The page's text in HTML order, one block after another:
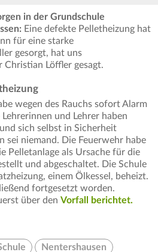
in der Grundschule
Eine defekte Pelletheizung hat
für eine starke
gesorgt, hat uns
Christian Löffler gesagt.
wegen des Rauchs sofort Alarm
und Lehrer haben
sich selbst in Sicherheit
sei niemand. Die Feuerwehr habe
Pelletanlage als Ursache für die
und abgeschaltet. Die Schule
einem Ölkessel, beheizt.
fortgesetzt worden.
über den Vorfall berichtet.
Nentershausen